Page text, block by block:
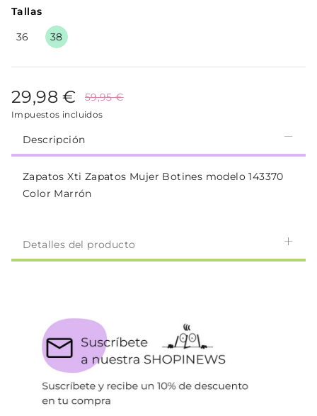
Tallas
36
38
29,98 € 59,95 €
Impuestos incluidos
Descripción
Zapatos Xti Zapatos Mujer Botines modelo 143370
Color Marrón
Detalles del producto